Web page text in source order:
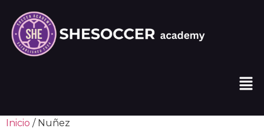
Inicio / Nuñez